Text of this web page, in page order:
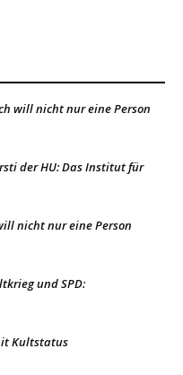
will nicht nur eine Person
der HU: Das Institut für
nicht nur eine Person
und SPD:
Kultstatus